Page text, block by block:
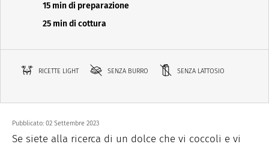
15 min di preparazione
25 min di cottura
RICETTE LIGHT SENZA BURRO SENZA LATTOSIO
Pubblicato: 02 Settembre 2023
Se siete alla ricerca di un dolce che vi coccoli e vi